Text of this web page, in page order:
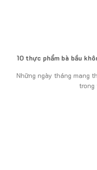
10 thực phẩm bà bầu
Những ngày tháng mang
trong